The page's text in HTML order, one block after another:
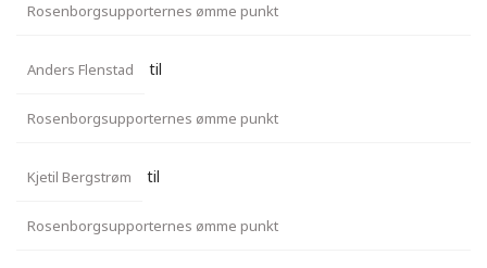
Rosenborgsupporternes ømme punkt
Anders Flenstad til
Rosenborgsupporternes ømme punkt
Kjetil Bergstrøm til
Rosenborgsupporternes ømme punkt